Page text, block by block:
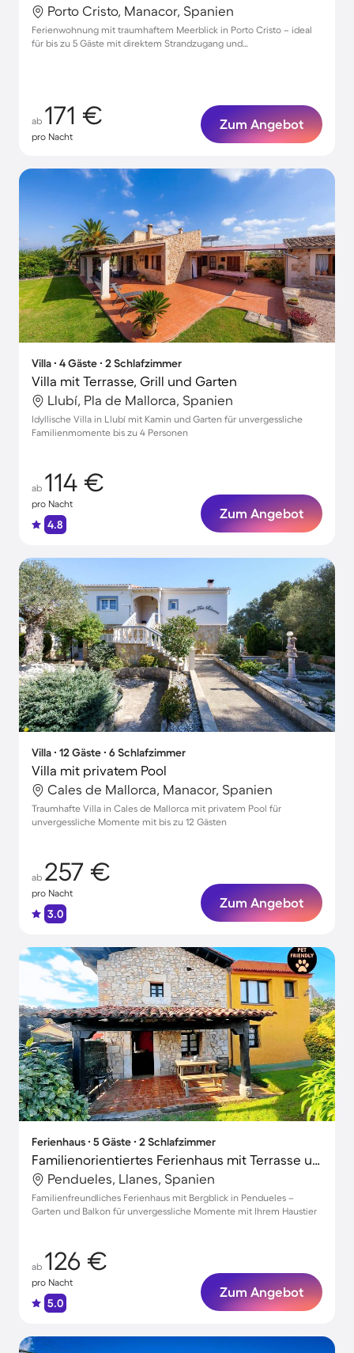
Porto Cristo, Manacor, Spanien
Ferienwohnung mit traumhaftem Meerblick in Porto Cristo – ideal
für bis zu 5 Gäste mit direktem Strandzugang und
ab 171 €
pro Nacht
Zum Angebot
Villa ∙ 4 Gäste ∙ 2 Schlafzimmer
Villa mit Terrasse, Grill und Garten
Llubí, Pla de Mallorca, Spanien
Idyllische Villa in Llubí mit Kamin und Garten für unvergessliche
Familienmomente bis zu 4 Personen
ab 114 €
pro Nacht
4.8
Zum Angebot
Villa ∙ 12 Gäste ∙ 6 Schlafzimmer
Villa mit privatem Pool
Cales de Mallorca, Manacor, Spanien
Traumhafte Villa in Cales de Mallorca mit privatem Pool für
unvergessliche Momente mit bis zu 12 Gästen
ab 257 €
pro Nacht
3.0
Zum Angebot
Ferienhaus ∙ 5 Gäste ∙ 2 Schlafzimmer
Familienorientiertes Ferienhaus mit Terrasse und Garten | Bergblick | Haustiere sind willkommen
Pendueles, Llanes, Spanien
Familienfreundliches Ferienhaus mit Bergblick in Pendueles –
Garten und Balkon für unvergessliche Momente mit Ihrem Haustier
ab 126 €
pro Nacht
5.0
Zum Angebot